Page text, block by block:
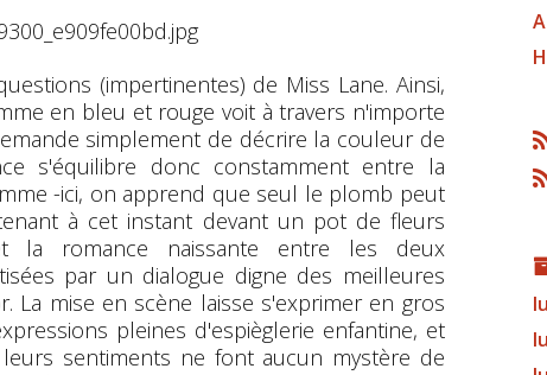
(impertinentes) de Miss Lane. Ainsi,
en bleu et rouge voit à travers n'importe
simplement de décrire la couleur de
s'équilibre donc constamment entre la
-ici, on apprend que seul le plomb peut
à cet instant devant un pot de fleurs
la romance naissante entre les deux
par un dialogue digne des meilleures
La mise en scène laisse s'exprimer en gros
pleines d'espièglerie enfantine, et
sentiments ne font aucun mystère de